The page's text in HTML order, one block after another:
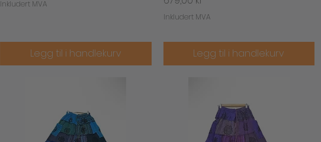
Inkludert MVA
Legg til i handlekurv
Inkludert MVA
Legg til i handlekurv